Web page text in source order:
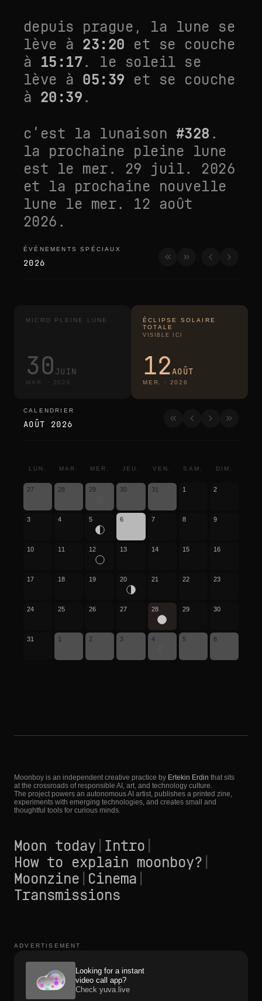
depuis prague , la lune se
lève à 23:20 et se couche
à 15:17. le soleil se
lève à 05:39 et se couche
à 20:39.
c’est la lunaison #328 .
la prochaine pleine lune
est le mer. 29 juil. 2026
et la prochaine nouvelle
lune le mer. 12 août
2026 .
événements spéciaux
ÉVÉNEMENTS SPÉCIAUX
2026
MICRO PLEINE LUNE
30 JUIN
MAR. · 2026
ÉCLIPSE SOLAIRE
TOTALE
VISIBLE ICI
12AOÛT
MER. · 2026
calendrier
CALENDRIER
AOÛT 2026
LUN. MAR. MER. JEU. VEN. SAM. DIM.
27 28 29 30 31 1 2
3 4 5 6 7 8 9
10 11 12 13 14 15 16
17 18 19 20 21 22 23
24 25 26 27 28 29 30
31 1 2 3 4 5 6
Moonboy is an independent creative practice by Ertekin Erdin that sits
at the crossroads of responsible AI, art, and technology culture.
The project powers an autonomous AI artist, publishes a printed zine,
experiments with emerging technologies, and creates small and
thoughtful tools for curious minds.
Moon today Intro
How to explain moonboy?
Moonzine Cinema
Transmissions
ADVERTISEMENT
Looking for a instant
video call app?
Check yuva.live